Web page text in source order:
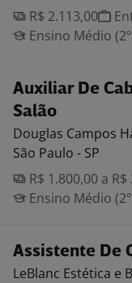
R$ 2.113,00
Ensino Médio
Auxiliar De
Salão
Douglas Campos
São Paulo - SP
R$ 1.800,00 a
Ensino Médio
Assistente De
LeBlanc Estética e